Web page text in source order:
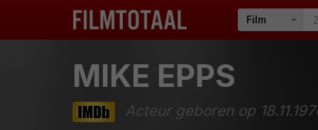
MIKE EPPS
Acteur geboren op